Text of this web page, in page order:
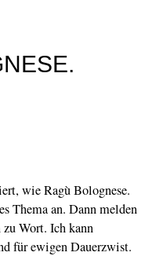
wie Ragù Bolognese.
Thema an. Dann melden
Wort. Ich kann
für ewigen Dauerzwist.